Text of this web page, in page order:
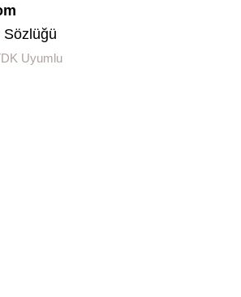
Uyumlu